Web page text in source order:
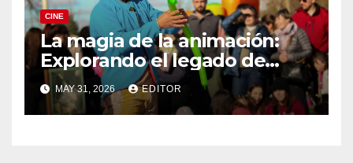
CINE
La magia de la animación:
Explorando el legado de
DreamWorks
MAY 31, 2026 EDITOR